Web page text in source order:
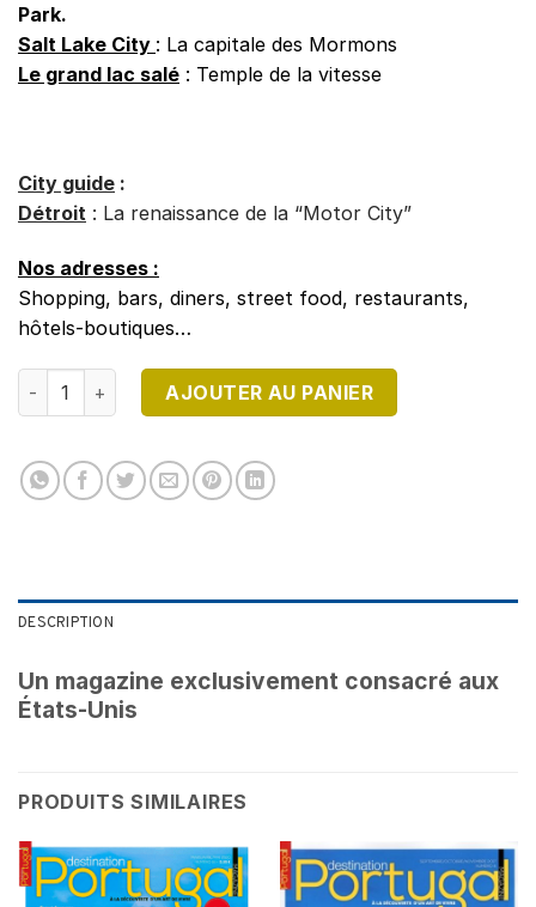
Park.
Salt Lake City : La capitale des Mormons
Le grand lac salé : Temple de la vitesse
City guide :
Détroit : La renaissance de la “Motor City”
Nos adresses :
Shopping, bars, diners, street food, restaurants,
hôtels-boutiques…
quantité de DESTINATION USA N°19 - Version Numérique
AJOUTER AU PANIER
DESCRIPTION
Un magazine exclusivement consacré aux
États-Unis
PRODUITS SIMILAIRES